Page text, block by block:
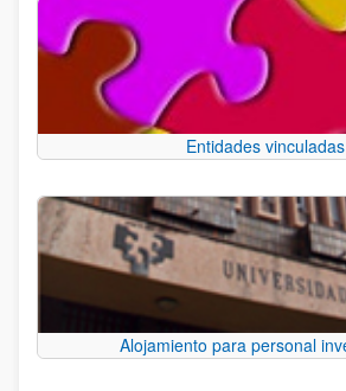
Entidades vinculadas
Alojamiento para personal